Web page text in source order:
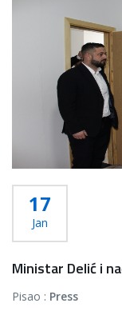
17
Jan
Ministar Delić i
Pisao : Press